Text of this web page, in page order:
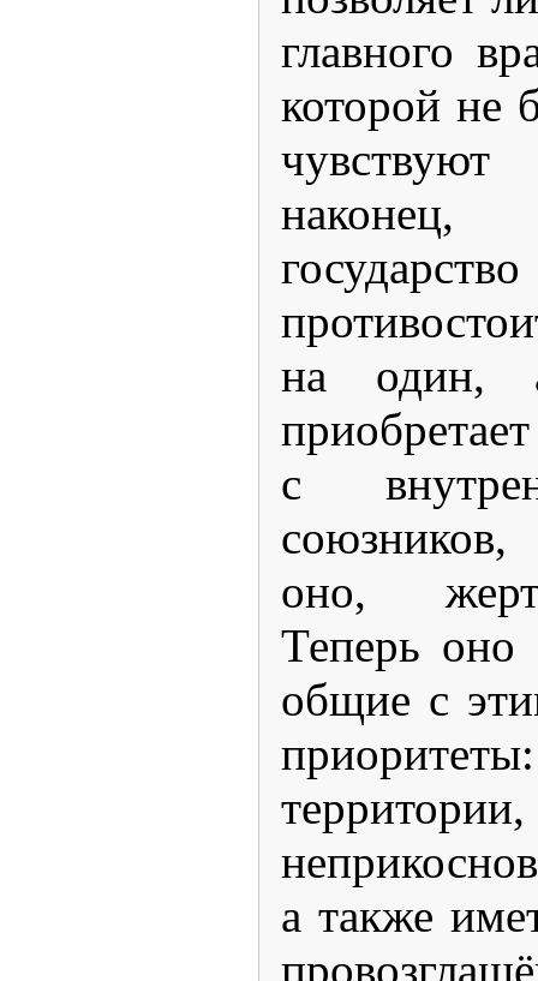
главного
которой не
на один, а
с
оно,
Теперь оно
общие с
территории,
а также